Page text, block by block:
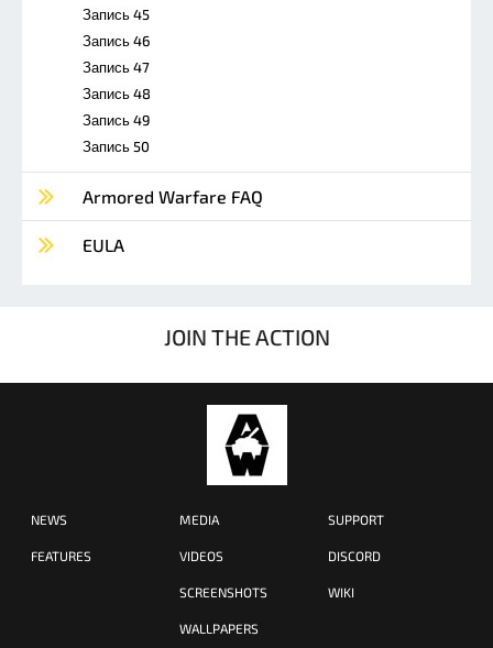
Запись 45
Запись 46
Запись 47
Запись 48
Запись 49
Запись 50
Armored Warfare FAQ
EULA
JOIN THE ACTION
NEWS
FEATURES
MEDIA
VIDEOS
SCREENSHOTS
WALLPAPERS
SUPPORT
DISCORD
WIKI